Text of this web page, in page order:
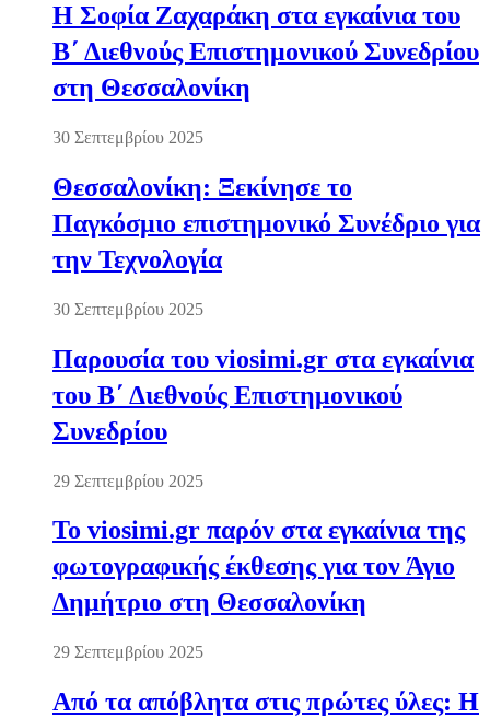
Η Σοφία Ζαχαράκη στα εγκαίνια του
Β΄ Διεθνούς Επιστημονικού Συνεδρίου
στη Θεσσαλονίκη
30 Σεπτεμβρίου 2025
Θεσσαλονίκη: Ξεκίνησε το
Παγκόσμιο επιστημονικό Συνέδριο για
την Τεχνολογία
30 Σεπτεμβρίου 2025
Παρουσία του viosimi.gr στα εγκαίνια
του Β΄ Διεθνούς Επιστημονικού
Συνεδρίου
29 Σεπτεμβρίου 2025
Το viosimi.gr παρόν στα εγκαίνια της
φωτογραφικής έκθεσης για τον Άγιο
Δημήτριο στη Θεσσαλονίκη
29 Σεπτεμβρίου 2025
Από τα απόβλητα στις πρώτες ύλες: Η